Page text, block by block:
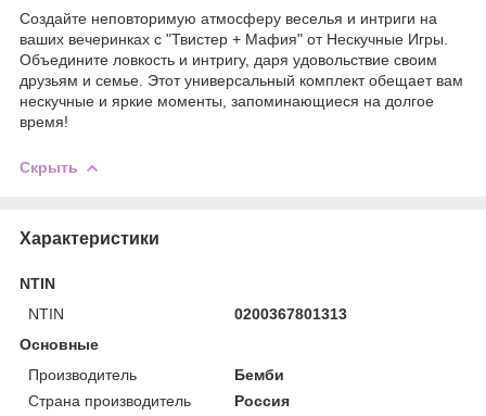
Создайте неповторимую атмосферу веселья и интриги на
ваших вечеринках с "Твистер + Мафия" от Нескучные Игры.
Объедините ловкость и интригу, даря удовольствие своим
друзьям и семье. Этот универсальный комплект обещает вам
нескучные и яркие моменты, запоминающиеся на долгое
время!
Скрыть
Характеристики
NTIN
NTIN
0200367801313
Основные
Производитель
Бемби
Страна производитель
Россия